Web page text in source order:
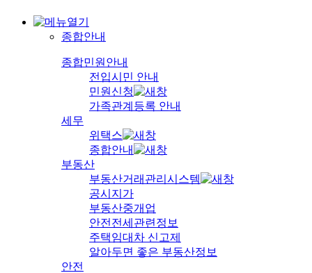
종합안내
종합민원안내
전입시민 안내
민원신청
가족관계등록 안내
세무
위택스
종합안내
부동산
부동산거래관리시스템
공시지가
부동산중개업
안전전세관련정보
주택임대차 신고제
알아두면 좋은 부동산정보
안전